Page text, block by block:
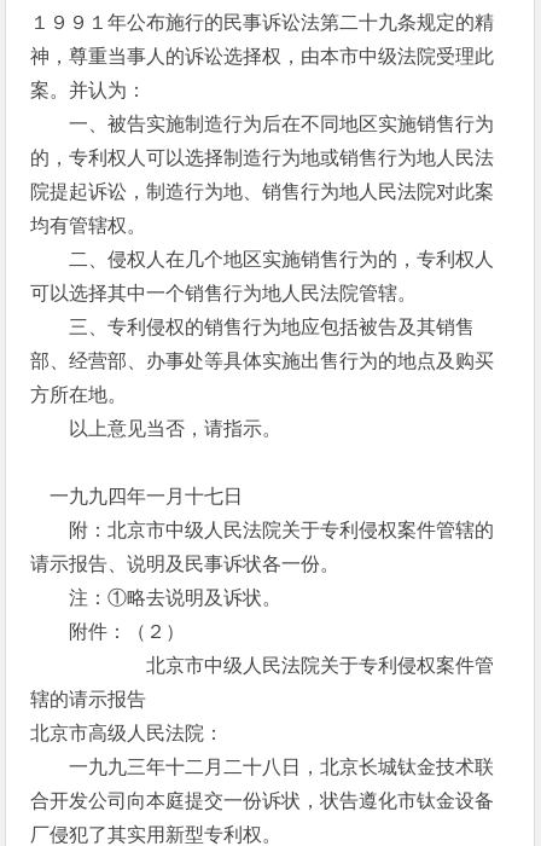
１９９１年公布施行的民事诉讼法第二十九条规定的精
神，尊重当事人的诉讼选择权，由本市中级法院受理此
案。并认为：
一、被告实施制造行为后在不同地区实施销售行为
的，专利权人可以选择制造行为地或销售行为地人民法
院提起诉讼，制造行为地、销售行为地人民法院对此案
均有管辖权。
二、侵权人在几个地区实施销售行为的，专利权人
可以选择其中一个销售行为地人民法院管辖。
三、专利侵权的销售行为地应包括被告及其销售
部、经营部、办事处等具体实施出售行为的地点及购买
方所在地。
以上意见当否，请指示。
一九九四年一月十七日
附：北京市中级人民法院关于专利侵权案件管辖的
请示报告、说明及民事诉状各一份。
注：①略去说明及诉状。
附件：（２）
北京市中级人民法院关于专利侵权案件管
辖的请示报告
北京市高级人民法院：
一九九三年十二月二十八日，北京长城钛金技术联
合开发公司向本庭提交一份诉状，状告遵化市钛金设备
厂侵犯了其实用新型专利权。